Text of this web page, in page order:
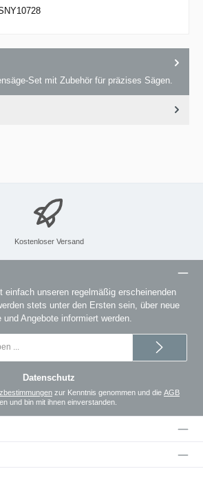
Set mit Zubehör für präzises Sägen.
Kostenloser Versand
einfach unseren regelmäßig erscheinenden
stets unter den Ersten sein, über neue
und Angebote informiert werden.
Datenschutz
zur Kenntnis genommen und die AGB
und bin mit ihnen einverstanden.